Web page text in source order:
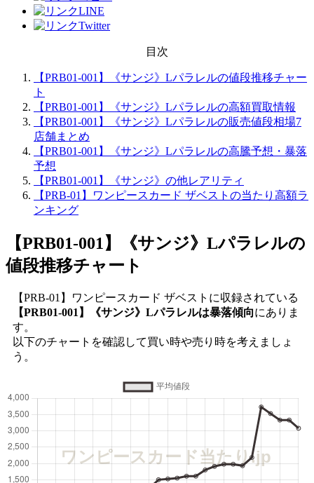
目次
【PRB01-001】《サンジ》Lパラレルの値段推移チャー
ト
【PRB01-001】《サンジ》Lパラレルの高額買取情報
【PRB01-001】《サンジ》Lパラレルの販売値段相場7
店舗まとめ
【PRB01-001】《サンジ》Lパラレルの高騰予想・暴落
予想
【PRB01-001】《サンジ》の他レアリティ
【PRB-01】ワンピースカード ザベストの当たり高額ラ
ンキング
【PRB01-001】《サンジ》Lパラレルの
値段推移チャート
【PRB-01】ワンピースカード ザベストに収録されている
【PRB01-001】《サンジ》Lパラレルは暴落傾向にありま
す。
以下のチャートを確認して買い時や売り時を考えましょ
う。